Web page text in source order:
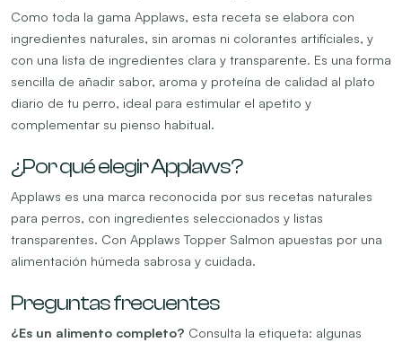
Como toda la gama Applaws, esta receta se elabora con
ingredientes naturales, sin aromas ni colorantes artificiales, y
con una lista de ingredientes clara y transparente. Es una forma
sencilla de añadir sabor, aroma y proteína de calidad al plato
diario de tu perro, ideal para estimular el apetito y
complementar su pienso habitual.
¿Por qué elegir Applaws?
Applaws es una marca reconocida por sus recetas naturales
para perros, con ingredientes seleccionados y listas
transparentes. Con Applaws Topper Salmon apuestas por una
alimentación húmeda sabrosa y cuidada.
Preguntas frecuentes
¿Es un alimento completo? Consulta la etiqueta: algunas